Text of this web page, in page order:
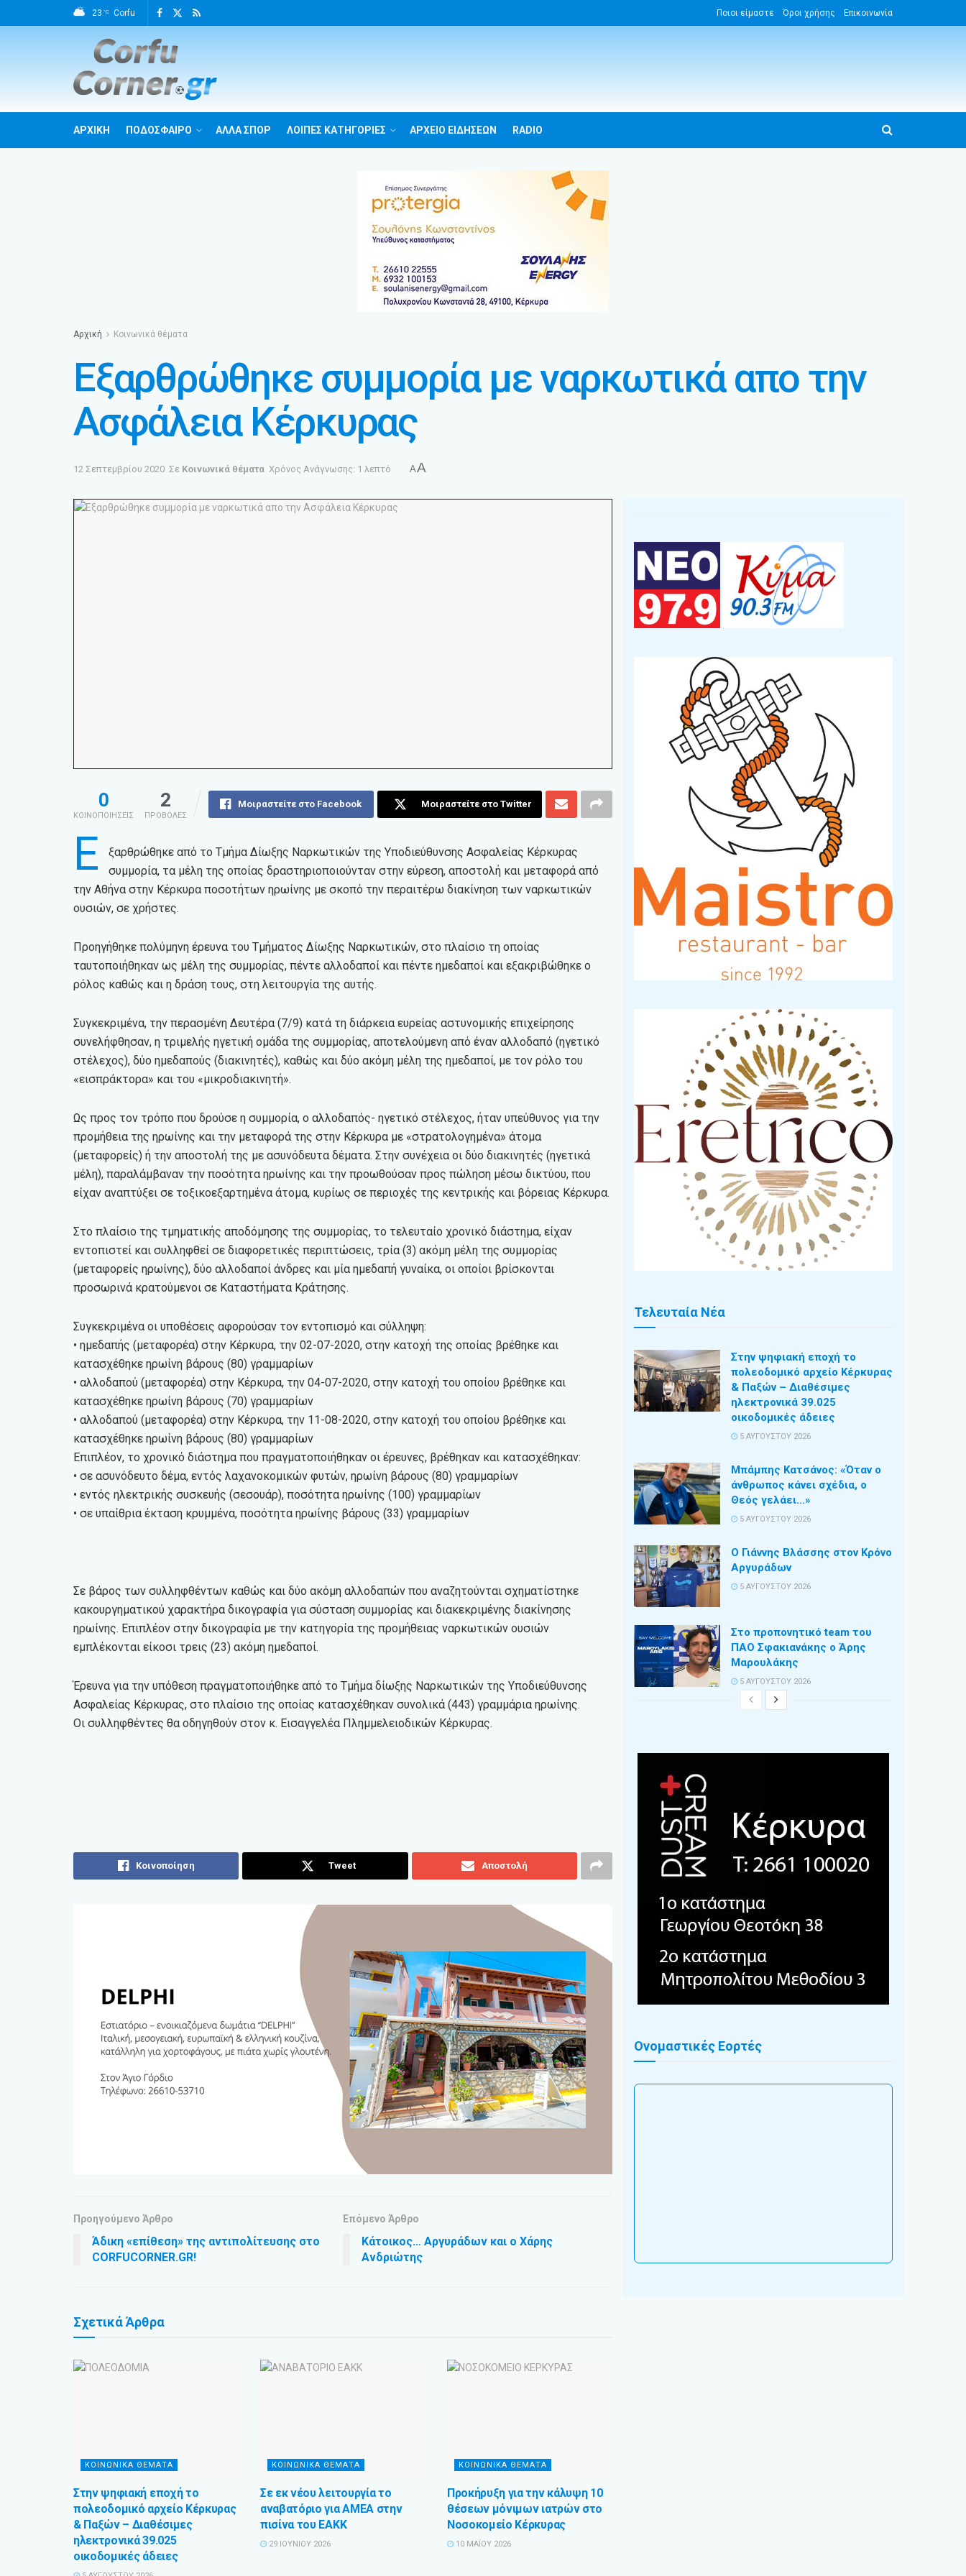
23 °C Corfu Ποιοι είμαστε Όροι χρήσης Επικοινωνία
ΑΡΧΙΚΗ ΠΟΔΟΣΦΑΙΡΟ ΑΛΛΑ ΣΠΟΡ ΛΟΙΠΕΣ ΚΑΤΗΓΟΡΙΕΣ ΑΡΧΕΙΟ ΕΙΔΗΣΕΩΝ RADIO
Αρχική Κοινωνικά θέματα
Εξαρθρώθηκε συμμορία με ναρκωτικά απο την
Ασφάλεια Κέρκυρας
12 Σεπτεμβρίου 2020 Σε Κοινωνικά θέματα Χρόνος Ανάγνωσης: 1 λεπτό AA
0
ΚΟΙΝΟΠΟΙΗΣΕΙΣ
2
ΠΡΟΒΟΛΕΣ
Μοιραστείτε στο Facebook Μοιραστείτε στο Twitter
Ε
ξαρθρώθηκε από το Τμήμα Δίωξης Ναρκωτικών της Υποδιεύθυνσης Ασφαλείας Κέρκυρας
συμμορία, τα μέλη της οποίας δραστηριοποιούνταν στην εύρεση, αποστολή και μεταφορά από
την Αθήνα στην Κέρκυρα ποσοτήτων ηρωίνης με σκοπό την περαιτέρω διακίνηση των ναρκωτικών
ουσιών, σε χρήστες.
Προηγήθηκε πολύμηνη έρευνα του Τμήματος Δίωξης Ναρκωτικών, στο πλαίσιο τη οποίας
ταυτοποιήθηκαν ως μέλη της συμμορίας, πέντε αλλοδαποί και πέντε ημεδαποί και εξακριβώθηκε ο
ρόλος καθώς και η δράση τους, στη λειτουργία της αυτής.
Συγκεκριμένα, την περασμένη Δευτέρα (7/9) κατά τη διάρκεια ευρείας αστυνομικής επιχείρησης
συνελήφθησαν, η τριμελής ηγετική ομάδα της συμμορίας, αποτελούμενη από έναν αλλοδαπό (ηγετικό
στέλεχος), δύο ημεδαπούς (διακινητές), καθώς και δύο ακόμη μέλη της ημεδαποί, με τον ρόλο του
«εισπράκτορα» και του «μικροδιακινητή».
Ως προς τον τρόπο που δρούσε η συμμορία, ο αλλοδαπός- ηγετικό στέλεχος, ήταν υπεύθυνος για την
προμήθεια της ηρωίνης και την μεταφορά της στην Κέρκυρα με «στρατολογημένα» άτομα
(μεταφορείς) ή την αποστολή της με ασυνόδευτα δέματα. Στην συνέχεια οι δύο διακινητές (ηγετικά
μέλη), παραλάμβαναν την ποσότητα ηρωίνης και την προωθούσαν προς πώληση μέσω δικτύου, που
είχαν αναπτύξει σε τοξικοεξαρτημένα άτομα, κυρίως σε περιοχές της κεντρικής και βόρειας Κέρκυρα.
Στο πλαίσιο της τμηματικής αποδόμησης της συμμορίας, το τελευταίο χρονικό διάστημα, είχαν
εντοπιστεί και συλληφθεί σε διαφορετικές περιπτώσεις, τρία (3) ακόμη μέλη της συμμορίας
(μεταφορείς ηρωίνης), δύο αλλοδαποί άνδρες και μία ημεδαπή γυναίκα, οι οποίοι βρίσκονται
προσωρινά κρατούμενοι σε Καταστήματα Κράτησης.
Συγκεκριμένα οι υποθέσεις αφορούσαν τον εντοπισμό και σύλληψη:
• ημεδαπής (μεταφορέα) στην Κέρκυρα, την 02-07-2020, στην κατοχή της οποίας βρέθηκε και
κατασχέθηκε ηρωίνη βάρους (80) γραμμαρίων
• αλλοδαπού (μεταφορέα) στην Κέρκυρα, την 04-07-2020, στην κατοχή του οποίου βρέθηκε και
κατασχέθηκε ηρωίνη βάρους (70) γραμμαρίων
• αλλοδαπού (μεταφορέα) στην Κέρκυρα, την 11-08-2020, στην κατοχή του οποίου βρέθηκε και
κατασχέθηκε ηρωίνη βάρους (80) γραμμαρίων
Επιπλέον, το χρονικό διάστημα που πραγματοποιήθηκαν οι έρευνες, βρέθηκαν και κατασχέθηκαν:
• σε ασυνόδευτο δέμα, εντός λαχανοκομικών φυτών, ηρωίνη βάρους (80) γραμμαρίων
• εντός ηλεκτρικής συσκευής (σεσουάρ), ποσότητα ηρωίνης (100) γραμμαρίων
• σε υπαίθρια έκταση κρυμμένα, ποσότητα ηρωίνης βάρους (33) γραμμαρίων
Σε βάρος των συλληφθέντων καθώς και δύο ακόμη αλλοδαπών που αναζητούνται σχηματίστηκε
κακουργηματικού χαρακτήρα δικογραφία για σύσταση συμμορίας και διακεκριμένης διακίνησης
ηρωίνης. Επιπλέον στην δικογραφία με την κατηγορία της προμήθειας ναρκωτικών ουσιών
εμπλέκονται είκοσι τρεις (23) ακόμη ημεδαποί.
Έρευνα για την υπόθεση πραγματοποιήθηκε από το Τμήμα δίωξης Ναρκωτικών της Υποδιεύθυνσης
Ασφαλείας Κέρκυρας, στο πλαίσιο της οποίας κατασχέθηκαν συνολικά (443) γραμμάρια ηρωίνης.
Οι συλληφθέντες θα οδηγηθούν στον κ. Εισαγγελέα Πλημμελειοδικών Κέρκυρας.
Κοινοποίηση Tweet Αποστολή
Προηγούμενο Άρθρο
Άδικη «επίθεση» της αντιπολίτευσης στο
CORFUCORNER.GR!
Επόμενο Άρθρο
Κάτοικος… Αργυράδων και ο Χάρης
Ανδριώτης
ΣχετικάΆρθρα
ΚΟΙΝΩΝΙΚΑ ΘΕΜΑΤΑ
Στην ψηφιακή εποχή το
πολεοδομικό αρχείο Κέρκυρας
& Παξών – Διαθέσιμες
ηλεκτρονικά 39.025
οικοδομικές άδειες
ΚΟΙΝΩΝΙΚΑ ΘΕΜΑΤΑ
Σε εκ νέου λειτουργία το
αναβατόριο για ΑΜΕΑ στην
πισίνα του ΕΑΚΚ
29 ΙΟΥΝΊΟΥ 2026
ΚΟΙΝΩΝΙΚΑ ΘΕΜΑΤΑ
Προκήρυξη για την κάλυψη 10
θέσεων μόνιμων ιατρών στο
Νοσοκομείο Κέρκυρας
10 ΜΑΪ́ΟΥ 2026
Τελευταία Νέα
Στην ψηφιακή εποχή το
πολεοδομικό αρχείο Κέρκυρας
& Παξών – Διαθέσιμες
ηλεκτρονικά 39.025
οικοδομικές άδειες
5 ΑΥΓΟΎΣΤΟΥ 2026
Μπάμπης Κατσάνος: «Όταν ο
άνθρωπος κάνει σχέδια, ο
Θεός γελάει…»
5 ΑΥΓΟΎΣΤΟΥ 2026
Ο Γιάννης Βλάσσης στον Κρόνο
Αργυράδων
5 ΑΥΓΟΎΣΤΟΥ 2026
Στο προπονητικό team του
ΠΑΟ Σφακιανάκης ο Άρης
Μαρουλάκης
5 ΑΥΓΟΎΣΤΟΥ 2026
Ονομαστικές Εορτές